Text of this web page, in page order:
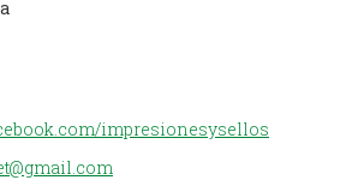
impresionesysellos